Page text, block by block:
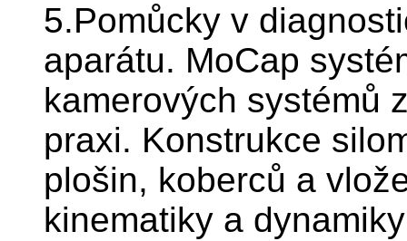
5.Pomůcky v
aparátu. MoCap
kamerových systémů
praxi. Konstrukce
plošin, koberců a
kinematiky a